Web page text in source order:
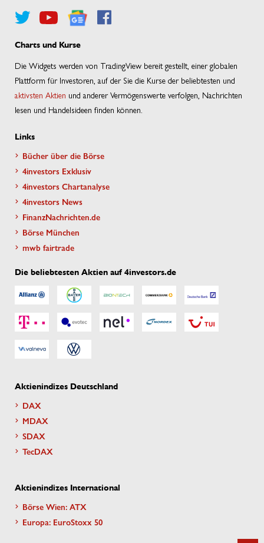
Charts und Kurse
Die Widgets werden von TradingView bereit gestellt, einer globalen
Plattform für Investoren, auf der Sie die Kurse der beliebtesten und
aktivsten Aktien und anderer Vermögenswerte verfolgen, Nachrichten
lesen und Handelsideen finden können.
Links
Bücher über die Börse
4investors Exklusiv
4investors Chartanalyse
4investors News
FinanzNachrichten.de
Börse München
mwb fairtrade
Die beliebtesten Aktien auf 4investors.de
Aktienindizes Deutschland
DAX
MDAX
SDAX
TecDAX
Aktienindizes International
Börse Wien: ATX
Europa: EuroStoxx 50